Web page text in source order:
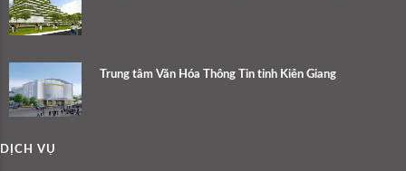
Trung tâm Văn Hóa Thông Tin tỉnh Kiên Giang
DỊCH VỤ